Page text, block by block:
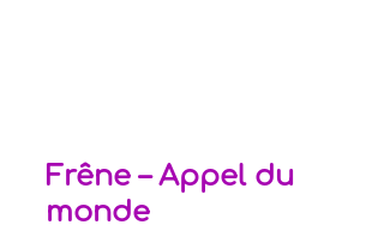
Frêne – Appel du
monde